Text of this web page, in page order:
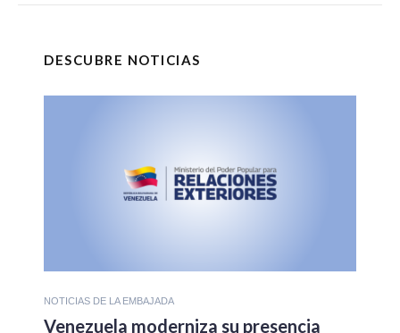
DESCUBRE NOTICIAS
NOTICIAS DE LA EMBAJADA
Venezuela moderniza su presencia